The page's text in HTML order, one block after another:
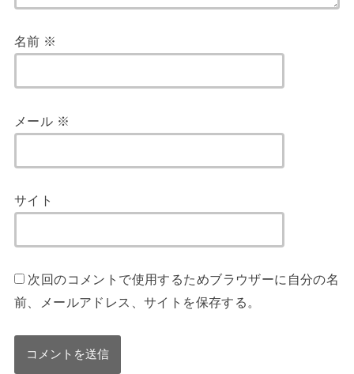
名前 ※
メール ※
サイト
次回のコメントで使用するためブラウザーに自分の名
前、メールアドレス、サイトを保存する。